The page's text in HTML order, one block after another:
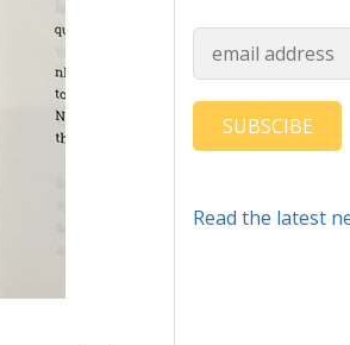
SUBSCIBE
Read the latest